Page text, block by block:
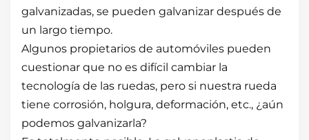
galvanizadas, se pueden galvanizar después de
un largo tiempo.
Algunos propietarios de automóviles pueden
cuestionar que no es difícil cambiar la
tecnología de las ruedas, pero si nuestra rueda
tiene corrosión, holgura, deformación, etc., ¿aún
podemos galvanizarla?